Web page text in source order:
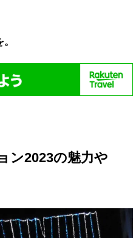
ン2023の魅力や